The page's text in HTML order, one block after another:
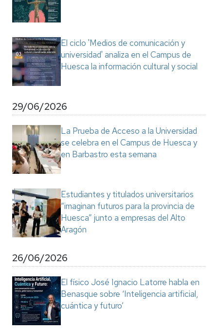
El ciclo 'Medios de comunicación y
universidad' analiza en el Campus de
Huesca la información cultural y social
29/06/2026
La Prueba de Acceso a la Universidad
se celebra en el Campus de Huesca y
en Barbastro esta semana
Estudiantes y titulados universitarios
“imaginan futuros para la provincia de
Huesca” junto a empresas del Alto
Aragón
26/06/2026
El físico José Ignacio Latorre habla en
Benasque sobre ‘Inteligencia artificial,
cuántica y futuro’